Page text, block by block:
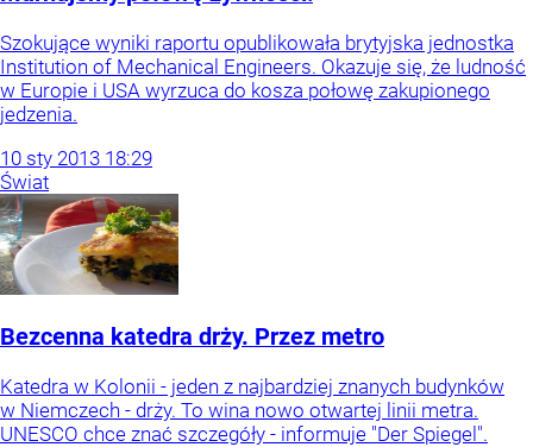
Szokujące wyniki raportu opublikowała brytyjska jednostka
Institution of Mechanical Engineers. Okazuje się, że ludność
w Europie i USA wyrzuca do kosza połowę zakupionego
jedzenia.
10 sty 2013 18:29
Świat
Bezcenna katedra drży. Przez metro
Katedra w Kolonii - jeden z najbardziej znanych budynków
w Niemczech - drży. To wina nowo otwartej linii metra.
UNESCO chce znać szczegóły - informuje "Der Spiegel".